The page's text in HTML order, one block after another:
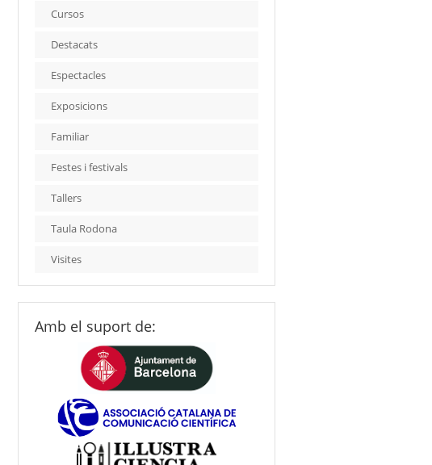
Cursos
Destacats
Espectacles
Exposicions
Familiar
Festes i festivals
Tallers
Taula Rodona
Visites
Amb el suport de: